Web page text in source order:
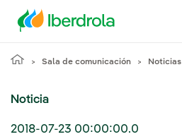
Sala de comunicación Noticias
Noticia
2018-07-23 00:00:00.0